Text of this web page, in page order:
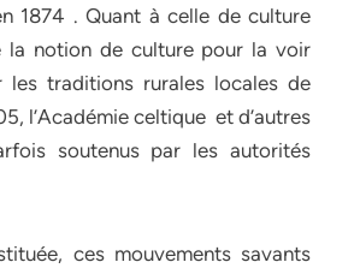
1874 . Quant à celle de culture
la notion de culture pour la voir
traditions rurales locales de
l’Académie celtique et d’autres
soutenus par les autorités
ces mouvements savants